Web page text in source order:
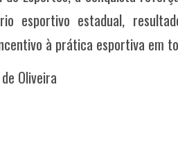
esportivo estadual,
à prática esportiva em
Oliveira